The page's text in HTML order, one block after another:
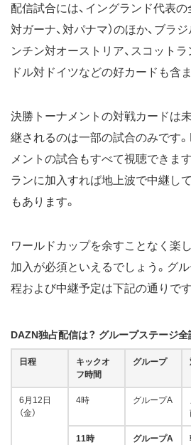
配信試合には、イングランド代表の
対ガーナ、対パナマ）のほか、ブラ
ンチン対オーストリア、スコット
ドル対ドイツなどの好カードも含ま
決勝トーナメントの対戦カードは
継されるのは一部の試合のみです
メントの試合もすべて視聴できま
ランに加入すれば地上波で中継し
もあります。
ワールドカップを余すことなく楽
加入が必須といえるでしょう。グ
程および中継予定は下記の通りです
DAZN独占配信は？ グループステージ
日程
キックオ
フ時間
グループ
6月12日
（金）
4時 グループA
11時 グループA